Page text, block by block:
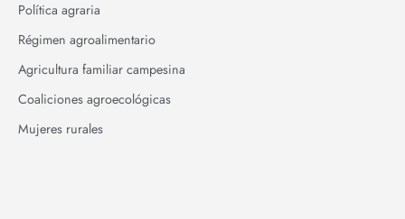
Política agraria
Régimen agroalimentario
Agricultura familiar campesina
Coaliciones agroecológicas
Mujeres rurales